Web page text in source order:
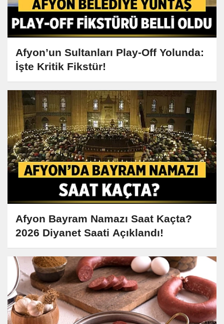
Afyon’un Sultanları Play-Off Yolunda:
İşte Kritik Fikstür!
Afyon Bayram Namazı Saat Kaçta?
2026 Diyanet Saati Açıklandı!